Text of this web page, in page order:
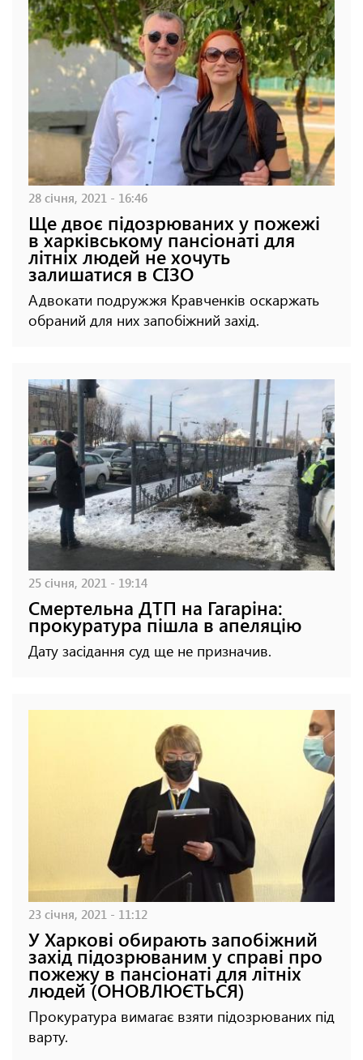
28 січня, 2021 - 16:46
Ще двоє підозрюваних у пожежі
в харківському пансіонаті для
літніх людей не хочуть
залишатися в СІЗО
Адвокати подружжя Кравченків оскаржать
обраний для них запобіжний захід.
25 січня, 2021 - 19:14
Смертельна ДТП на Гагаріна:
прокуратура пішла в апеляцію
Дату засідання суд ще не призначив.
23 січня, 2021 - 11:12
У Харкові обирають запобіжний
захід підозрюваним у справі про
пожежу в пансіонаті для літніх
людей (ОНОВЛЮЄТЬСЯ)
Прокуратура вимагає взяти підозрюваних під
варту.